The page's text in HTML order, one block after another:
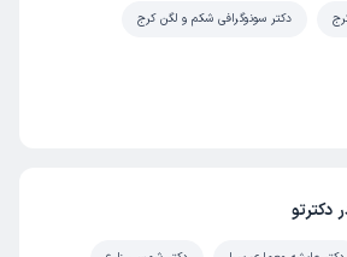
حرف نداره حرفه ای بودن و
دکتر سونوگرافی شکم و لگن کرج
دکترتو